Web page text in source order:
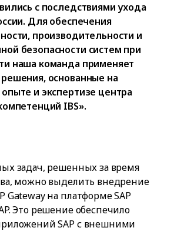
с последствиями ухода
Для обеспечения
производительности и
безопасности систем при
наша команда применяет
основанные на
и экспертизе центра
IBS».
задач, решенных за время
можно выделить внедрение
Gateway на платформе SAP
Это решение обеспечило
SAP с внешними